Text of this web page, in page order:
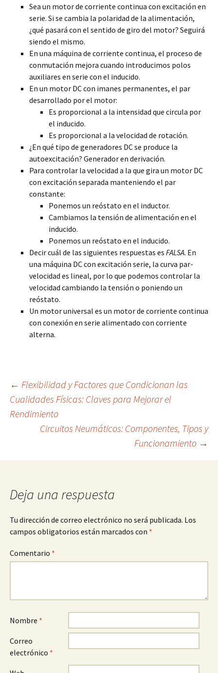
Sea un motor de corriente continua con excitación en
serie. Si se cambia la polaridad de la alimentación,
¿qué pasará con el sentido de giro del motor? Seguirá
siendo el mismo.
En una máquina de corriente continua, el proceso de
conmutación mejora cuando introducimos polos
auxiliares en serie con el inducido.
En un motor DC con imanes permanentes, el par
desarrollado por el motor:
Es proporcional a la intensidad que circula por
el inducido.
Es proporcional a la velocidad de rotación.
¿En qué tipo de generadores DC se produce la
autoexcitación? Generador en derivación.
Para controlar la velocidad a la que gira un motor DC
con excitación separada manteniendo el par
constante:
Ponemos un reóstato en el inductor.
Cambiamos la tensión de alimentación en el
inducido.
Ponemos un reóstato en el inducido.
Decir cuál de las siguientes respuestas es FALSA. En
una máquina DC con excitación serie, la curva par-
velocidad es lineal, por lo que podemos controlar la
velocidad cambiando la tensión o poniendo un
reóstato.
Un motor universal es un motor de corriente continua
con conexión en serie alimentado con corriente
alterna.
Navegación
de
entradas
← Flexibilidad y Factores que Condicionan las
Cualidades Físicas: Claves para Mejorar el
Rendimiento
Circuitos Neumáticos: Componentes, Tipos y
Funcionamiento →
Deja una respuesta
Tu dirección de correo electrónico no será publicada. Los
campos obligatorios están marcados con *
Comentario *
Nombre *
Correo
electrónico *